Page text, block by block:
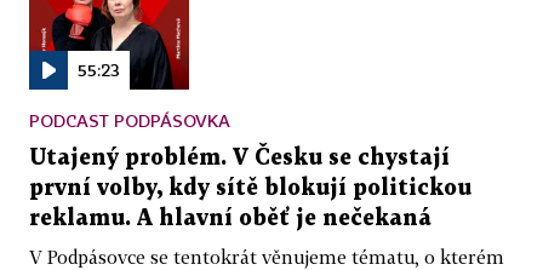
55:23
PODCAST PODPÁSOVKA
Utajený problém. V Česku se chystají
první volby, kdy sítě blokují politickou
reklamu. A hlavní oběť je nečekaná
V Podpásovce se tentokrát věnujeme tématu, o kterém